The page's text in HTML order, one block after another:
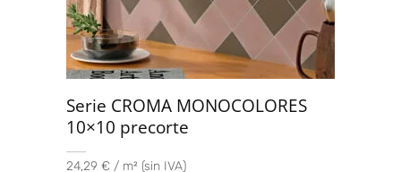
Serie CROMA MONOCOLORES
10×10 precorte
24,29 € / m² (sin IVA)